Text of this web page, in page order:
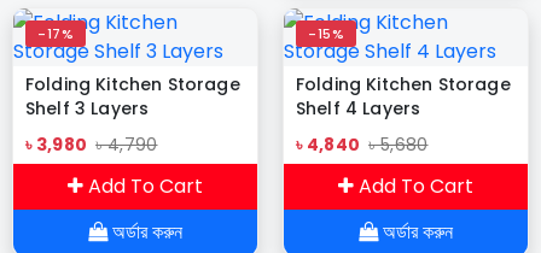
-17%
Folding Kitchen Storage
Shelf 3 Layers
৳ 3,980 ৳ 4,790
Add To Cart
অর্ডার করুন
-15%
Folding Kitchen Storage
Shelf 4 Layers
৳ 4,840 ৳ 5,680
Add To Cart
অর্ডার করুন